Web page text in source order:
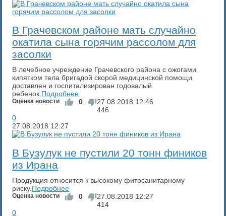
​В Грачевском районе мать случайно
окатила сына горячим рассолом для
засолки
В лечебное учреждение Грачевского района с ожогами
кипятком тела бригадой скорой медицинской помощи
доставлен и госпитализирован годовалый
ребенок. Подробнее
Оценка новости 0 27.08.2018 12:46
446
0
27.08.2018 12:27
В Бузулук не пустили 20 тонн фиников
из Ирана
Продукция относится к высокому фитосанитарному
риску. Подробнее
Оценка новости 0 27.08.2018 12:27
414
0